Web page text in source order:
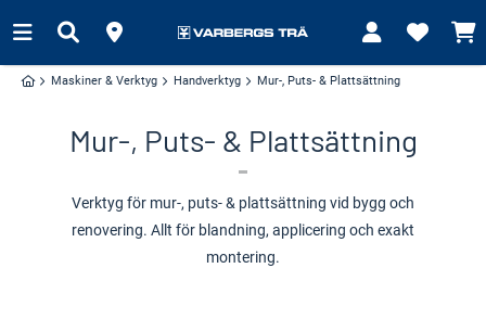
Maskiner & Verktyg Handverktyg Mur-, Puts- & Plattsättning
Mur-, Puts- & Plattsättning
Verktyg för mur-, puts- & plattsättning vid bygg och
renovering. Allt för blandning, applicering och exakt
montering.